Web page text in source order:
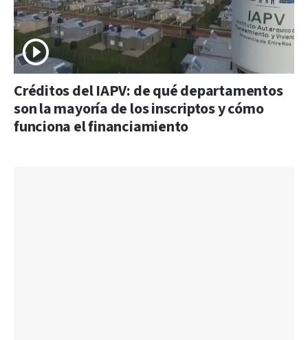
Créditos del IAPV: de qué departamentos
son la mayoría de los inscriptos y cómo
funciona el financiamiento